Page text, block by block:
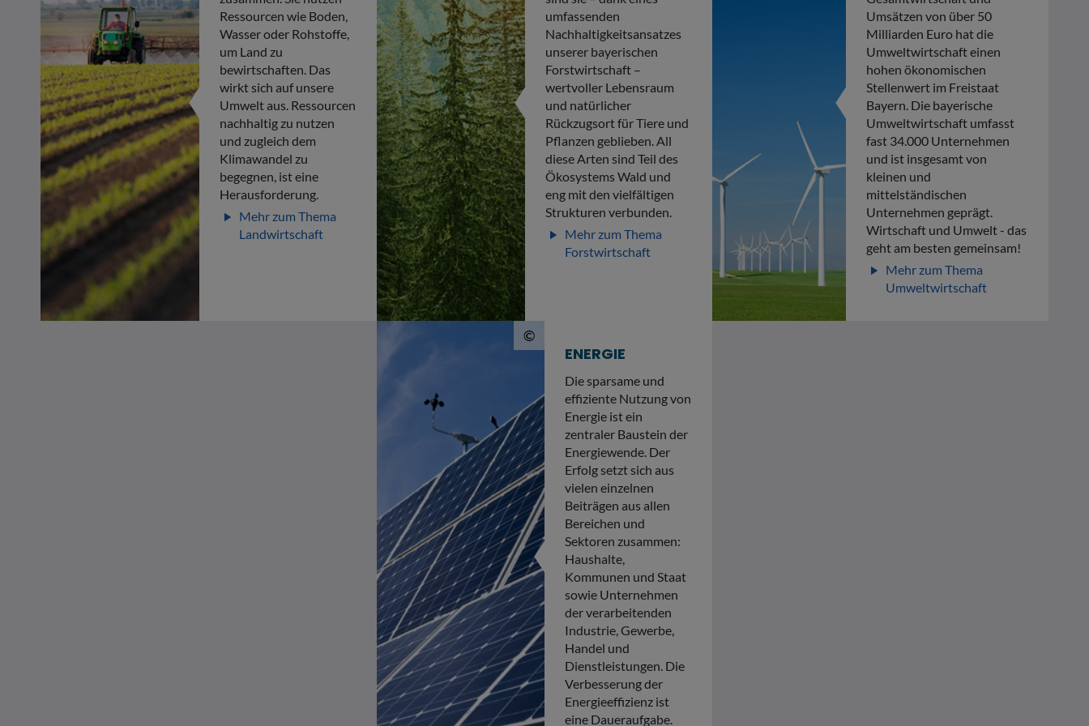
Ressourcen wie Boden,
Wasser oder Rohstoffe,
um Land zu
bewirtschaften. Das
wirkt sich auf unsere
Umwelt aus. Ressourcen
nachhaltig zu nutzen
und zugleich dem
Klimawandel zu
begegnen, ist eine
Herausforderung.
play_arrow
Mehr zum Thema
Landwirtschaft
umfassenden
Nachhaltigkeitsansatzes
unserer bayerischen
Forstwirtschaft –
wertvoller Lebensraum
und natürlicher
Rückzugsort für Tiere und
Pflanzen geblieben. All
diese Arten sind Teil des
Ökosystems Wald und
eng mit den vielfältigen
Strukturen verbunden.
play_arrow
Mehr zum Thema
Forstwirtschaft
Umsätzen von über 50
Milliarden Euro hat die
Umweltwirtschaft einen
hohen ökonomischen
Stellenwert im Freistaat
Bayern. Die bayerische
Umweltwirtschaft umfasst
fast 34.000 Unternehmen
und ist insgesamt von
kleinen und
mittelständischen
Unternehmen geprägt.
Wirtschaft und Umwelt - das
geht am besten gemeinsam!
play_arrow
Mehr zum Thema
Umweltwirtschaft
©
ENERGIE
Die sparsame und
effiziente Nutzung von
Energie ist ein
zentraler Baustein der
Energiewende. Der
Erfolg setzt sich aus
vielen einzelnen
Beiträgen aus allen
Bereichen und
Sektoren zusammen:
Haushalte,
Kommunen und Staat
sowie Unternehmen
der verarbeitenden
Industrie, Gewerbe,
Handel und
Dienstleistungen. Die
Verbesserung der
Energieeffizienz ist
eine Daueraufgabe.